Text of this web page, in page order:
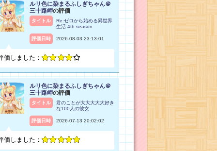
ルリ色に染まるふしぎちゃん＠
三十路岬の評価
タイトル
Re:ゼロから始める異世界
生活 4th season
評価日時 2026-08-03 23:13:01
価しました：
ルリ色に染まるふしぎちゃん＠
三十路岬の評価
タイトル
君のことが大大大大大好き
な100人の彼女
評価日時 2026-07-13 20:02:02
価しました：